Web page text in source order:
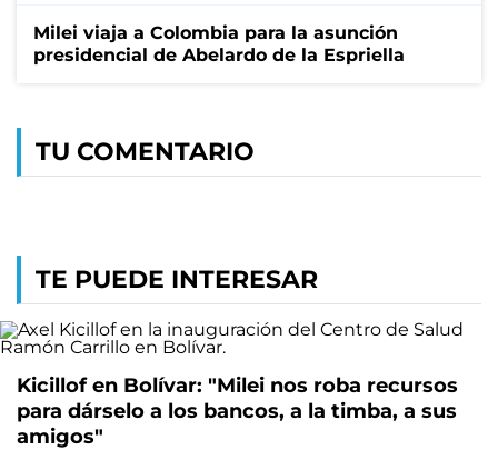
Milei viaja a Colombia para la asunción
presidencial de Abelardo de la Espriella
TU COMENTARIO
TE PUEDE INTERESAR
Kicillof en Bolívar: "Milei nos roba recursos
para dárselo a los bancos, a la timba, a sus
amigos"